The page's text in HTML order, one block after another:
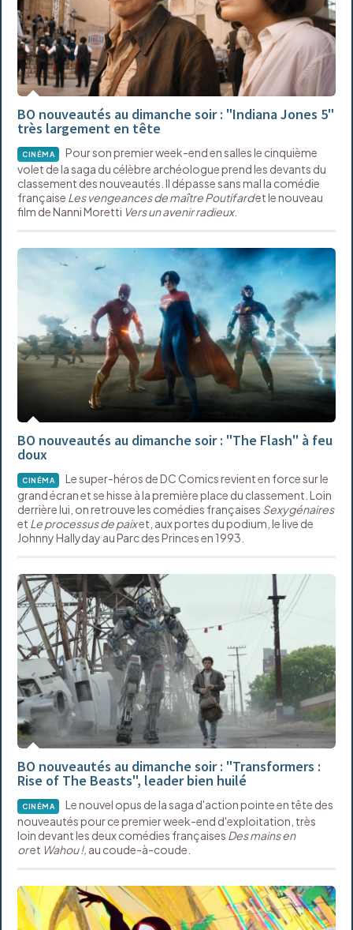
BO nouveautés au dimanche soir : "Indiana Jones 5"
très largement en tête
CINÉMA
Pour son premier week-end en salles le cinquième
volet de la saga du célèbre archéologue prend les devants du
classement des nouveautés. Il dépasse sans mal la comédie
française Les vengeances de maître Poutifardet le nouveau
film de Nanni Moretti Vers un avenir radieux.
BO nouveautés au dimanche soir : "The Flash" à feu
doux
CINÉMA
Le super-héros de DC Comics revient en force sur le
grand écran et se hisse à la première place du classement. Loin
derrière lui, on retrouve les comédies françaises Sexygénaires
et Le processus de paixet, aux portes du podium, le live de
Johnny Hallyday au Parc des Princes en 1993.
BO nouveautés au dimanche soir : "Transformers :
Rise of The Beasts", leader bien huilé
CINÉMA
Le nouvel opus de la saga d'action pointe en tête des
nouveautés pour ce premier week-end d'exploitation, très
loin devant les deux comédies françaises Des mains en
oret Wahou !, au coude-à-coude.